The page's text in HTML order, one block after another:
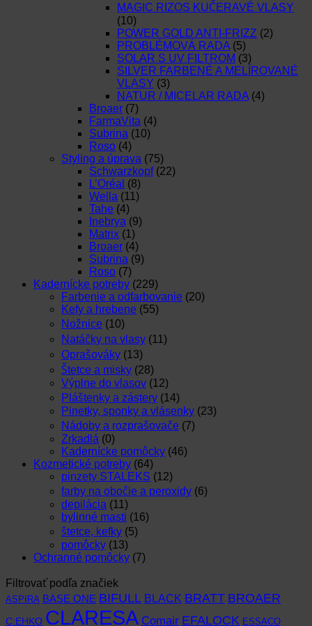
MAGIC RIZOS KUČERAVÉ VLASY
(10)
POWER GOLD ANTI-FRIZZ (2)
PROBLÉMOVÁ RADA (5)
SOLAR S UV FILTROM (3)
SILVER FARBENÉ A MELÍROVANÉ
VLASY (3)
NATUR / MICELAR RADA (4)
Broaer (7)
FarmaVita (4)
Subrina (10)
Roso (4)
Styling a úprava (75)
Schwarzkopf (22)
L’Oréal (8)
Wella (11)
Tahe (4)
Inebrya (9)
Matrix (1)
Broaer (4)
Subrina (9)
Roso (7)
Kadernícke potreby (229)
Farbenie a odfarbovanie (20)
Kefy a hrebene (55)
Nožnice (10)
Natáčky na vlasy (11)
Oprašováky (13)
Štetce a misky (28)
Výplne do vlasov (12)
Pláštenky a zástery (14)
Pinetky, sponky a vlásenky (23)
Nádoby a rozprašovače (7)
Zrkadlá (0)
Kadernícke pomôcky (46)
Kozmetické potreby (64)
pinzety STALEKS (12)
farby na obočie a peroxidy (6)
depilácia (11)
bylinné masti (16)
štetce, kefky (5)
pomôcky (13)
Ochranné pomôcky (7)
Filtrovať podľa značiek
ASPIRA BASE ONE BIFULL BLACK BRATT BROAER
C:EHKO CLARESA Comair EFALOCK ESSACO